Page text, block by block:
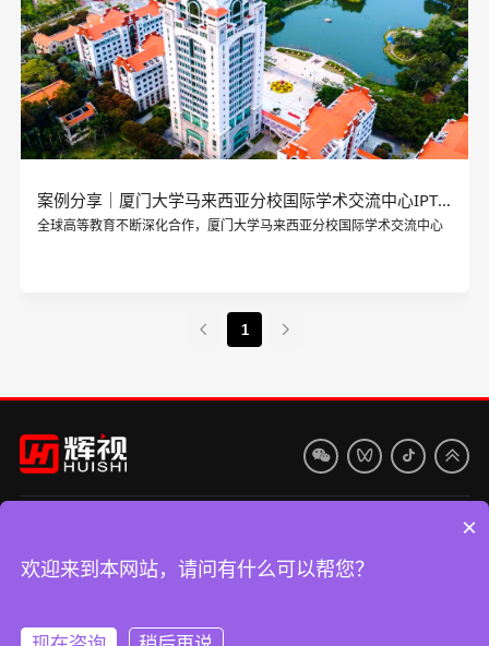
案例分享｜厦门大学马来西亚分校国际学术交流中心IPTV系统
全球高等教育不断深化合作，厦门大学马来西亚分校国际学术交流中心（以
1
深圳市龙华区民治梅龙大道南贤商业广场B座1202
Copyright © 2020 深圳市宏辉智通科技有限公司 版权所有
×
欢迎来到本网站，请问有什么可以帮您？